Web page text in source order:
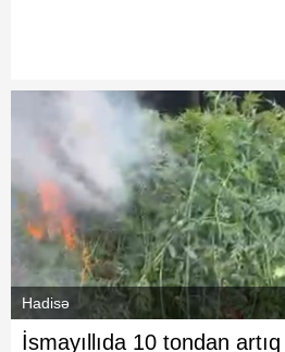
Hadisə
İsmayıllıda 10 tondan